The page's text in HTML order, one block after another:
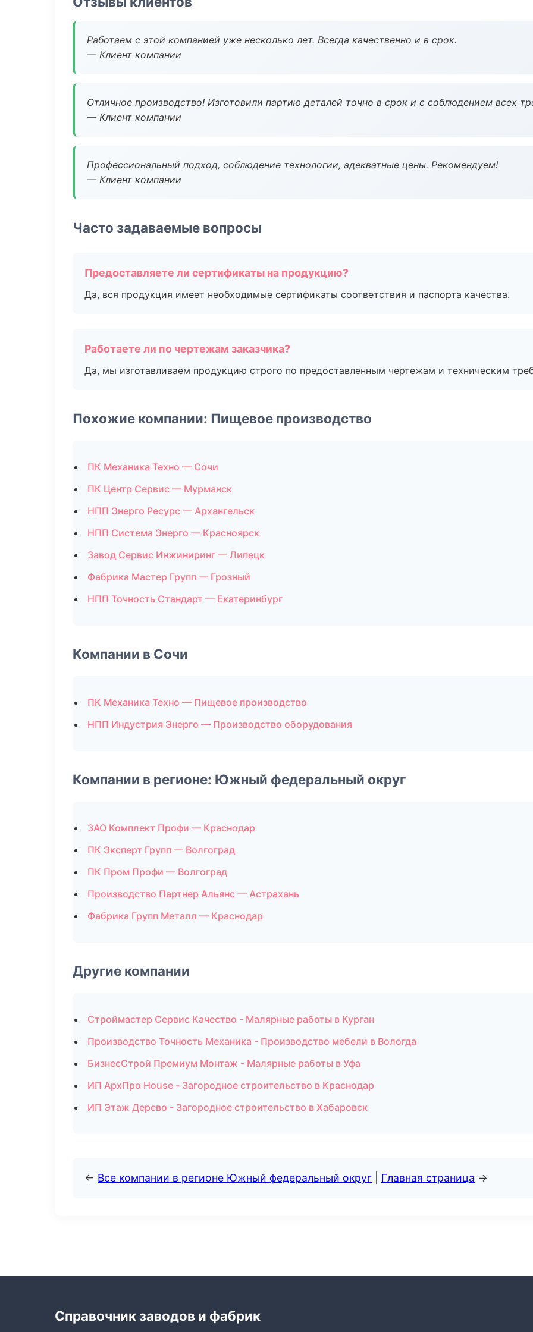
Работаем с этой компанией уже несколько лет. Всегда качественно и в срок.
— Клиент компании
Отличное производство! Изготовили партию деталей точно в срок и с соблюдением всех
— Клиент компании
Профессиональный подход, соблюдение технологии, адекватные цены. Рекомендуем!
— Клиент компании
Часто задаваемые вопросы
Предоставляете ли сертификаты на продукцию?
Да, вся продукция имеет необходимые сертификаты соответствия и паспорта качества.
Работаете ли по чертежам заказчика?
Да, мы изготавливаем продукцию строго по предоставленным чертежам и техническим
Похожие компании: Пищевое производство
ПК Механика Техно — Сочи
ПК Центр Сервис — Мурманск
НПП Энерго Ресурс — Архангельск
НПП Система Энерго — Красноярск
Завод Сервис Инжиниринг — Липецк
Фабрика Мастер Групп — Грозный
НПП Точность Стандарт — Екатеринбург
Компании в Сочи
ПК Механика Техно — Пищевое производство
НПП Индустрия Энерго — Производство оборудования
Компании в регионе: Южный федеральный округ
ЗАО Комплект Профи — Краснодар
ПК Эксперт Групп — Волгоград
ПК Пром Профи — Волгоград
Производство Партнер Альянс — Астрахань
Фабрика Групп Металл — Краснодар
Другие компании
Строймастер Сервис Качество - Малярные работы в Курган
Производство Точность Механика - Производство мебели в Вологда
БизнесСтрой Премиум Монтаж - Малярные работы в Уфа
ИП АрхПро House - Загородное строительство в Краснодар
ИП Этаж Дерево - Загородное строительство в Хабаровск
← Все компании в регионе Южный федеральный округ Главная страница →
Справочник заводов и фабрик